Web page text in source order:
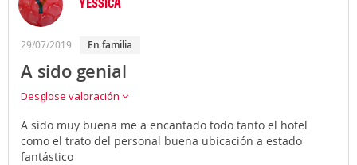
29/07/2019 en familia
A sido genial
Desglose valoración
A sido muy buena me a encantado todo tanto el hotel
como el trato del personal buena ubicación a estado
fantástico